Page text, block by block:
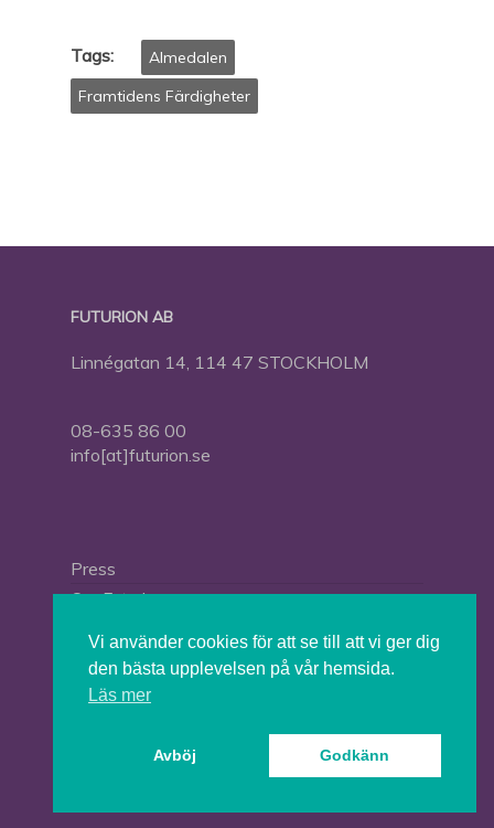
Tags:
Almedalen
Framtidens Färdigheter
FUTURION AB
Linnégatan 14, 114 47 STOCKHOLM
08-635 86 00
info[at]futurion.se
Press
Om Futurion
Vi använder cookies för att se till att vi ger dig
den bästa upplevelsen på vår hemsida.
Läs mer
Avböj Godkänn